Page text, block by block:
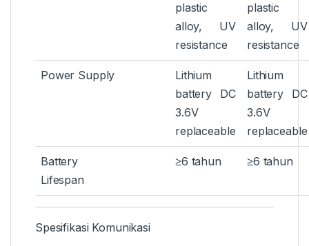
plastic
alloy, UV
resistance
plastic
alloy, UV
resistance
Power Supply
Lithium
battery DC
3.6V
replaceable
Lithium
battery DC
3.6V
replaceable
Battery
Lifespan
≥6 tahun ≥6 tahun
Spesifikasi Komunikasi